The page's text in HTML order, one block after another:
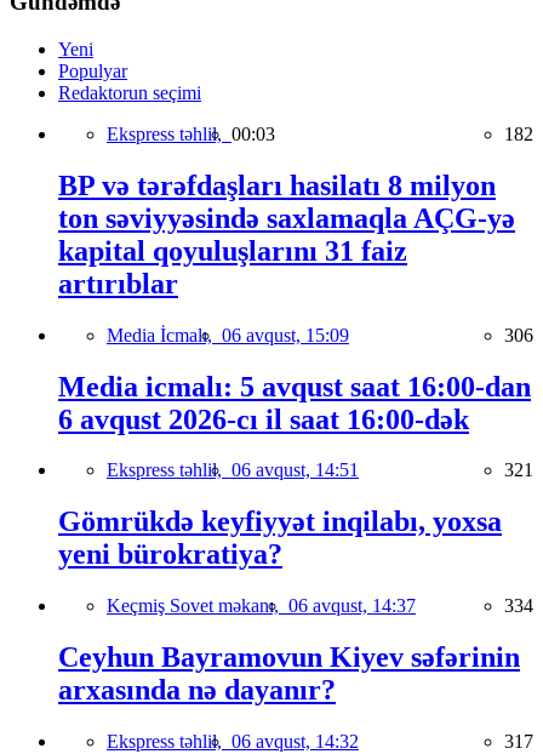
Yeni
Populyar
Redaktorun seçimi
Ekspress təhlil, 00:03 182
BP və tərəfdaşları hasilatı 8 milyon
ton səviyyəsində saxlamaqla AÇG-yə
kapital qoyuluşlarını 31 faiz
artırıblar
Media İcmalı, 06 avqust, 15:09 306
Media icmalı: 5 avqust saat 16:00-dan
6 avqust 2026-cı il saat 16:00-dək
Ekspress təhlil, 06 avqust, 14:51 321
Gömrükdə keyfiyyət inqilabı, yoxsa
yeni bürokratiya?
Keçmiş Sovet məkanı, 06 avqust, 14:37 334
Ceyhun Bayramovun Kiyev səfərinin
arxasında nə dayanır?
Ekspress təhlil, 06 avqust, 14:32 317